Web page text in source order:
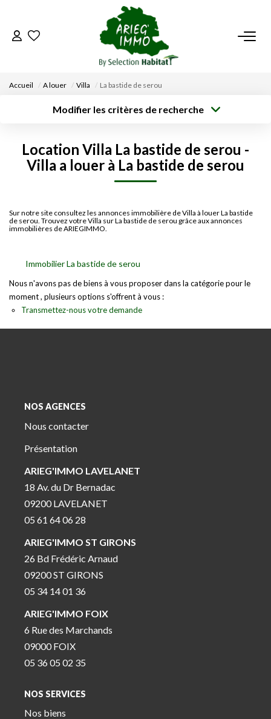
ACCUEIL
DÉPOSEZ VOTRE RECHERCHE
EN
Accueil A louer Villa La bastide de serou
Modifier les critères de recherche
Sélectionnez...
Type de bien
Surface min
Location Villa La bastide de serou -
Villa a louer à La bastide de serou
Sur notre site consultez les annonces immobilière de Villa à louer La bastide
de serou. Trouvez votre Villa sur La bastide de serou grâce aux annonces
immobilières de ARIEGIMMO.
Immobilier La bastide de serou
Nous n'avons pas de biens à vous proposer dans la catégorie pour le
moment , plusieurs options s'offrent à vous :
Transmettez-nous votre demande
NOS AGENCES
Nous contacter
Présentation
ARIEG'IMMO LAVELANET
18 Av. du Dr Bernadac
09200 LAVELANET
05 61 64 06 28
ARIEG'IMMO ST GIRONS
26 Bd Frédéric Arnaud
09200 ST GIRONS
05 34 14 01 36
ARIEG'IMMO FOIX
6 Rue des Marchands
09000 FOIX
05 36 05 02 35
NOS SERVICES
Nos biens